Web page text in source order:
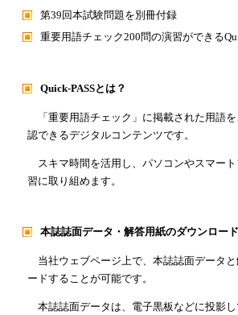
第39回本試験問題を別冊付録
重要用語チェック200問の演習ができる
Quick-PASSとは？
「重要用語チェック」に掲載された用語
認できるデジタルコンテンツです。
スキマ時間を活用し、パソコンやスマー
習に取り組めます。
本誌誌面データ・解答用紙のダウンロー
当社ウェブページ上で、本誌誌面データ
ードすることが可能です。
本誌誌面データは、電子黒板などに投影